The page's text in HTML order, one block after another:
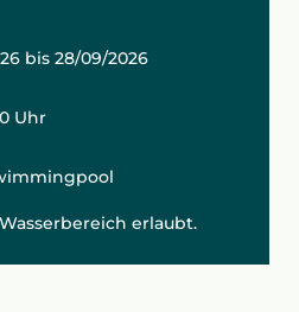
bis 28/09/2026
Uhr
erlaubt.